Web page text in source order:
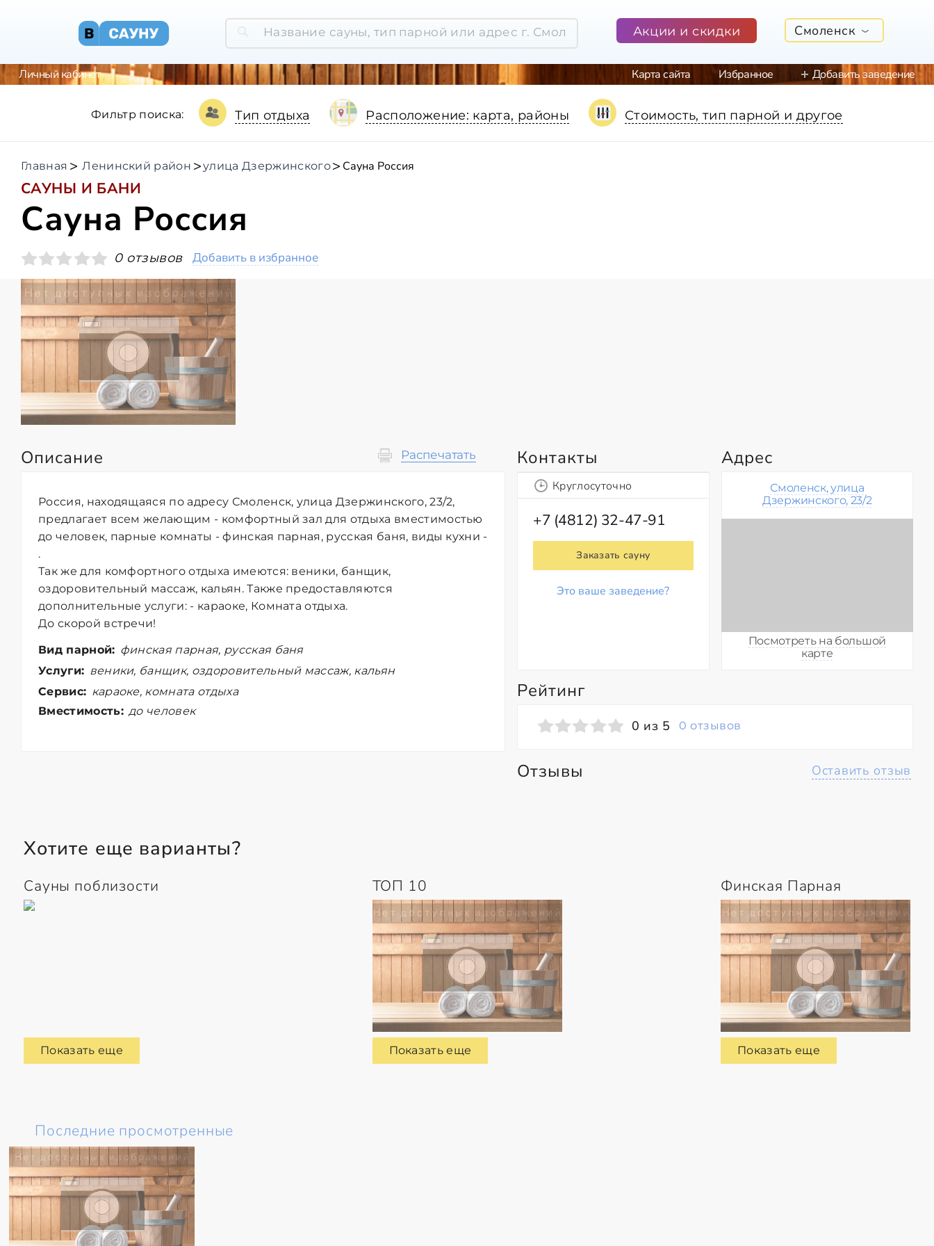
Акции и скидки Смоленск
Личный кабинет Карта сайта Избранное Добавить заведение
Фильтр поиска: Тип отдыха Расположение: карта, районы Стоимость, тип парной и другое
Главная Ленинский район улица Дзержинского Сауна Россия
САУНЫ И БАНИ
Сауна Россия
0 отзывов Добавить в избранное
Описание Распечатать
Россия, находящаяся по адресу Смоленск, улица Дзержинского, 23/2,
предлагает всем желающим - комфортный зал для отдыха вместимостью
до человек, парные комнаты - финская парная, русская баня, виды кухни -
.
Так же для комфортного отдыха имеются: веники, банщик,
оздоровительный массаж, кальян. Также предоставляются
дополнительные услуги: - караоке, Комната отдыха.
До скорой встречи!
Вид парной: финская парная, русская баня
Услуги: веники, банщик, оздоровительный массаж, кальян
Сервис: караоке, комната отдыха
Вместимость: до человек
Контакты
Круглосуточно
+7 (4812) 32-47-91
Заказать сауну
Это ваше заведение?
Адрес
Смоленск, улица
Дзержинского, 23/2
Посмотреть на большой
карте
Рейтинг
0 из 5 0 отзывов
Отзывы Оставить отзыв
Хотите еще варианты?
Сауны поблизости
Показать еще
ТОП 10
Показать еще
Финская Парная
Показать еще
Последние просмотренные